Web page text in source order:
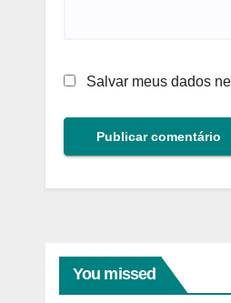
Salvar meus dados
You missed